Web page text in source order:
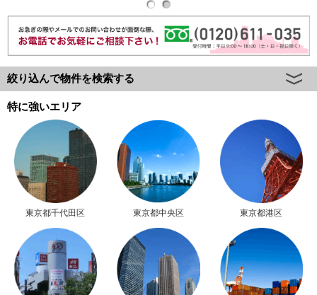
絞り込んで物件を検索する
特に強いエリア
東京都千代田区 東京都中央区 東京都港区